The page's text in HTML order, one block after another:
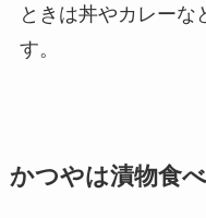
ときは丼やカレーな
す。
かつやは漬物食べ